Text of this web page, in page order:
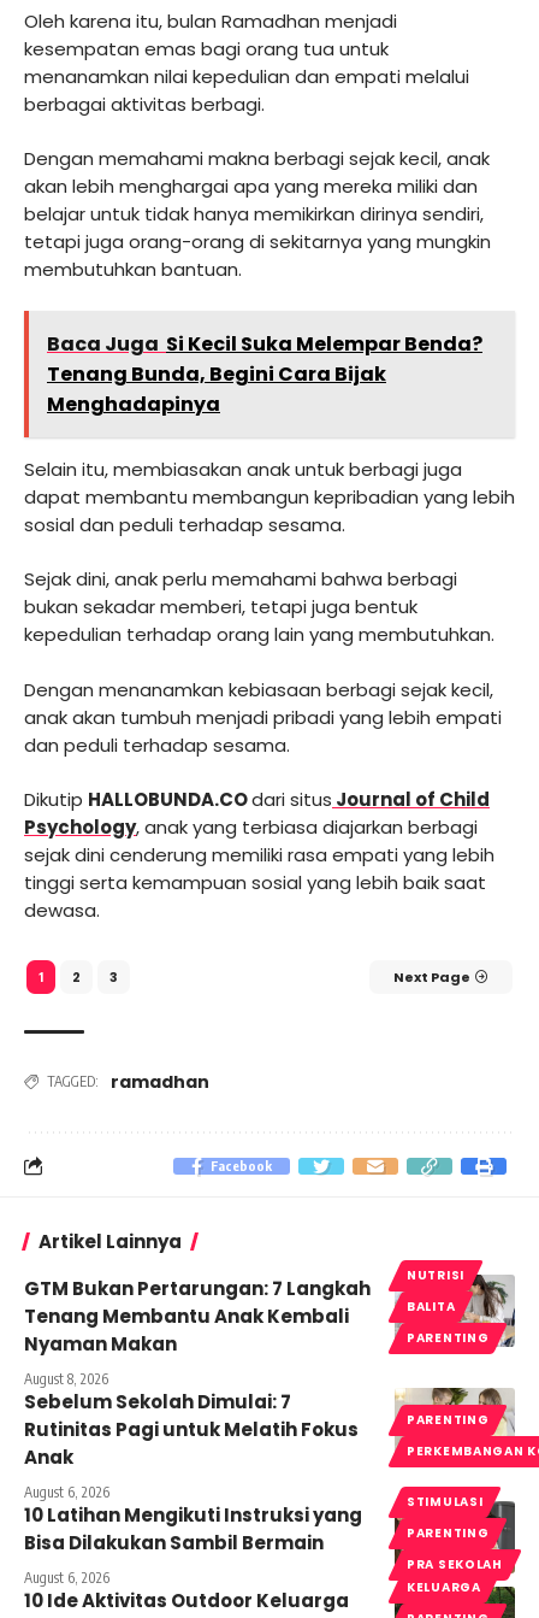
Oleh karena itu, bulan Ramadhan menjadi
kesempatan emas bagi orang tua untuk
menanamkan nilai kepedulian dan empati melalui
berbagai aktivitas berbagi.
Dengan memahami makna berbagi sejak kecil, anak
akan lebih menghargai apa yang mereka miliki dan
belajar untuk tidak hanya memikirkan dirinya sendiri,
tetapi juga orang-orang di sekitarnya yang mungkin
membutuhkan bantuan.
Baca Juga Si Kecil Suka Melempar Benda?
Tenang Bunda, Begini Cara Bijak
Menghadapinya
Selain itu, membiasakan anak untuk berbagi juga
dapat membantu membangun kepribadian yang lebih
sosial dan peduli terhadap sesama.
Sejak dini, anak perlu memahami bahwa berbagi
bukan sekadar memberi, tetapi juga bentuk
kepedulian terhadap orang lain yang membutuhkan.
Dengan menanamkan kebiasaan berbagi sejak kecil,
anak akan tumbuh menjadi pribadi yang lebih empati
dan peduli terhadap sesama.
Dikutip HALLOBUNDA.COdari situs Journal of Child
Psychology, anak yang terbiasa diajarkan berbagi
sejak dini cenderung memiliki rasa empati yang lebih
tinggi serta kemampuan sosial yang lebih baik saat
dewasa.
1 2 3 Next Page
TAGGED: ramadhan
Facebook
Artikel Lainnya
NUTRISI
BALITA
PARENTING
GTM Bukan Pertarungan: 7 Langkah
Tenang Membantu Anak Kembali
Nyaman Makan
August 8, 2026
PARENTING
PERKEMBANGAN
Sebelum Sekolah Dimulai: 7
Rutinitas Pagi untuk Melatih Fokus
Anak
August 6, 2026
STIMULASI
PARENTING
PRA SEKOLAH
10 Latihan Mengikuti Instruksi yang
Bisa Dilakukan Sambil Bermain
August 6, 2026
KELUARGA
10 Ide Aktivitas Outdoor Keluarga